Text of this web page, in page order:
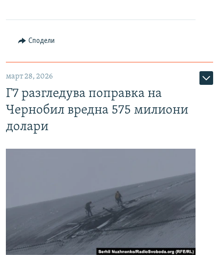
Сподели
март 28, 2026
Г7 разгледува поправка на
Чернобил вредна 575 милиони
долари